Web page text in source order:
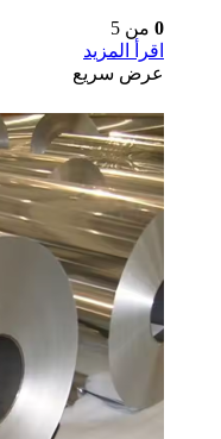
0 من 5
اقرأ المزيد
عرض سريع